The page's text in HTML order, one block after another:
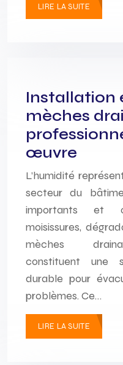
LIRE LA SUITE
Installation
mèches
œuvre
L’humidité
secteur du
importants et
moisissures,
mèches
constituent une
durable pour
problèmes. Ce…
LIRE LA SUITE